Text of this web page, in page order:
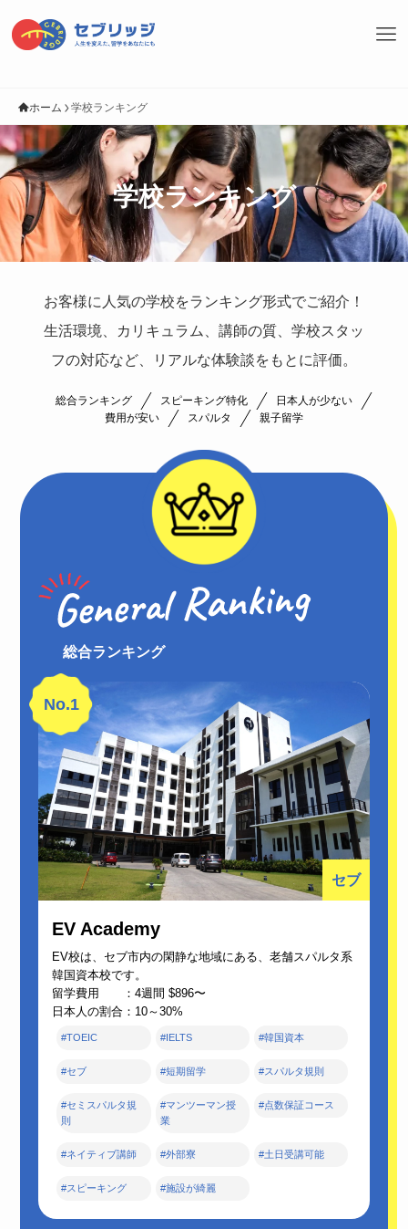
ホーム 学校ランキング
学校ランキング
お客様に人気の学校をランキング形式でご紹介！
生活環境、カリキュラム、講師の質、学校スタッ
フの対応など、リアルな体験談をもとに評価。
総合ランキング スピーキング特化
日本人が少ない
費用が安い
スパルタ 親子留学
総合ランキング
セブ
EV Academy
EV校は、セブ市内の閑静な地域にある、老舗スパルタ系
韓国資本校です。
留学費用 ：4週間 $896〜
日本人の割合：10～30%
#TOEIC #IELTS #韓国資本
#セブ #短期留学 #スパルタ規則
#セミスパルタ規
則
#マンツーマン授
業
#点数保証コース
#ネイティブ講師 #外部寮 #土日受講可能
#スピーキング #施設が綺麗
No.1